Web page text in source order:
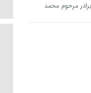
مرحوم محمد